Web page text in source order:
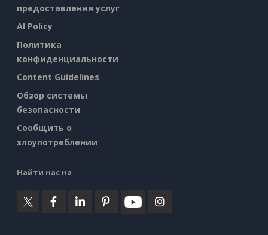
предоставления услуг
AI Policy
Политика
конфиденциальности
Content Guidelines
Обзор системы
безопасности
Сообщить о
злоупотреблении
Найти нас на